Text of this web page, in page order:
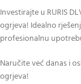
Investirajte u RURIS
ogrjeva! Idealno
profesionalnu
Naručite već danas i
ogrjeva!